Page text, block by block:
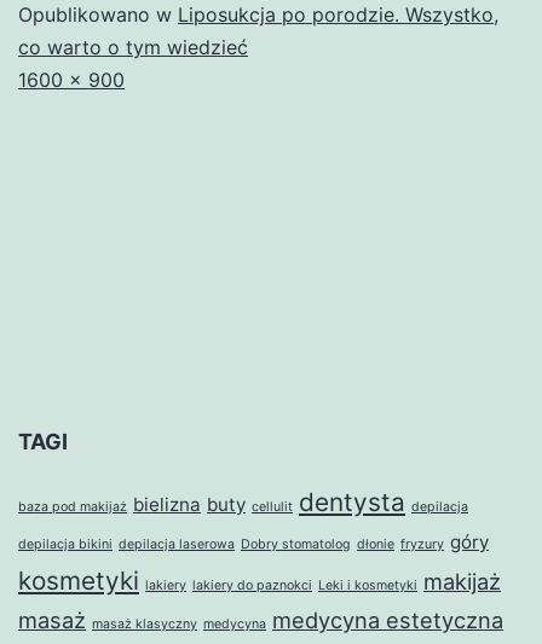
Opublikowano w Liposukcja po porodzie. Wszystko,
co warto o tym wiedzieć
Pełny
1600 × 900
TAGI
baza pod makijaż bielizna buty cellulit dentysta depilacja
depilacja bikini depilacja laserowa Dobry stomatolog dłonie fryzury góry
kosmetyki lakiery lakiery do paznokci Leki i kosmetyki makijaż
masaż masaż klasyczny medycyna medycyna estetyczna